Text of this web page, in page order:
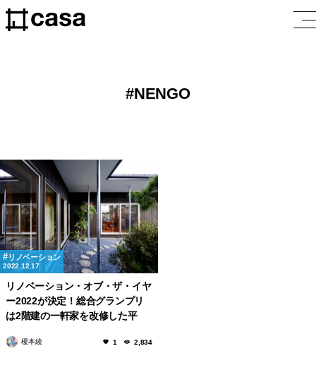
NENGO
リノベーション
2022.12.17
リノベーション・オブ・ザ・イヤ
ー2022が決定！総合グランプリ
は2階建の一軒家を改修した平
榎本綾 1 2,834